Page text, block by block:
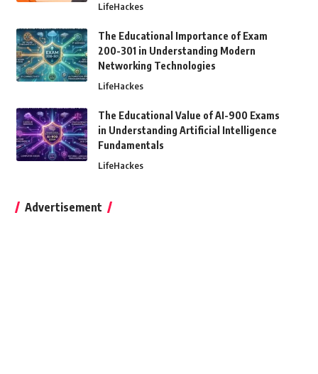
LifeHackes
The Educational Importance of Exam
200-301 in Understanding Modern
Networking Technologies
LifeHackes
The Educational Value of AI-900 Exams
in Understanding Artificial Intelligence
Fundamentals
LifeHackes
Advertisement